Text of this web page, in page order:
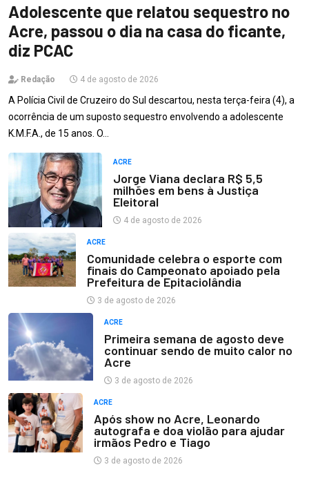
Adolescente que relatou sequestro no
Acre, passou o dia na casa do ficante,
diz PCAC
Redação 4 de agosto de 2026
A Polícia Civil de Cruzeiro do Sul descartou, nesta terça-feira (4), a
ocorrência de um suposto sequestro envolvendo a adolescente
K.M.F.A., de 15 anos. O…
ACRE
Jorge Viana declara R$ 5,5
milhões em bens à Justiça
Eleitoral
4 de agosto de 2026
ACRE
Comunidade celebra o esporte com
finais do Campeonato apoiado pela
Prefeitura de Epitaciolândia
3 de agosto de 2026
ACRE
Primeira semana de agosto deve
continuar sendo de muito calor no
Acre
3 de agosto de 2026
ACRE
Após show no Acre, Leonardo
autografa e doa violão para ajudar
irmãos Pedro e Tiago
3 de agosto de 2026